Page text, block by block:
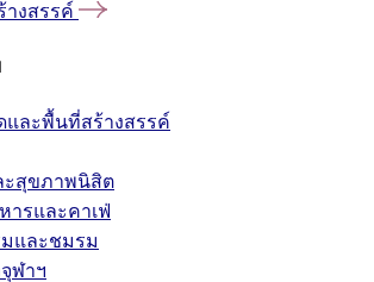
งสรรค์
ละพื้นที่สร้างสรรค์
ะสุขภาพนิสิต
ารและคาเฟ่
และชมรม
ฬาฯ